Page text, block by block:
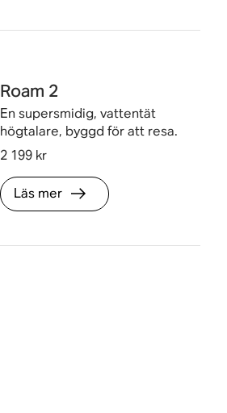
Roam 2
En supersmidig, vattentät
högtalare, byggd för att resa.
2 199 kr
Läs mer